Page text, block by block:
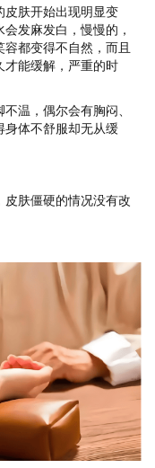
肤开始出现明显变
发麻发白，慢慢的，
都变得不自然，而且
才能缓解，严重的时
温，偶尔会有胸闷、
体不舒服却无从缓
肤僵硬的情况没有改